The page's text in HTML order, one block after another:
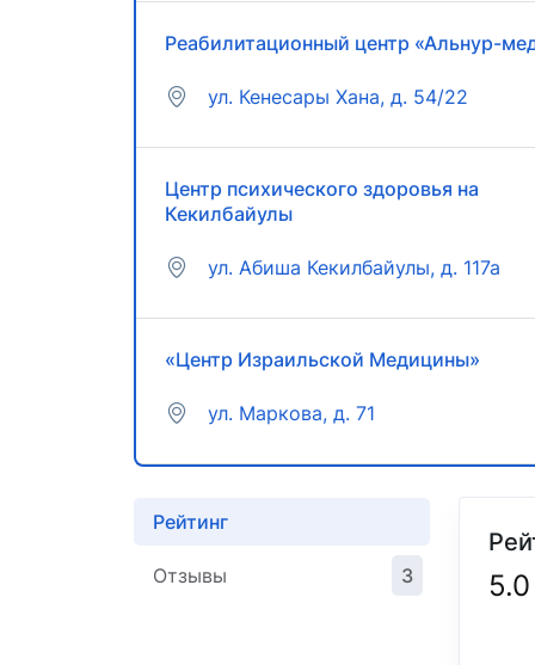
Реабилитационный центр «Альнур-
ул. Кенесары Хана, д. 54/22
Центр психического здоровья на
Кекилбайулы
ул. Абиша Кекилбайулы, д. 117а
«Центр Израильской Медицины»
ул. Маркова, д. 71
Рейтинг
Отзывы 3 5.0